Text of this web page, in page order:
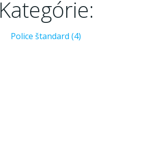
Kategórie:
Police štandard (4)